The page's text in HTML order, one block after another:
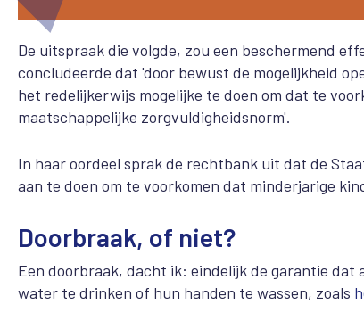
De uitspraak die volgde, zou een beschermend
concludeerde dat 'door bewust de mogelijkheid
het redelijkerwijs mogelijke te doen om dat te
maatschappelijke zorgvuldigheidsnorm'.
In haar oordeel sprak de rechtbank uit dat de
aan te doen om te voorkomen dat minderjarige
Doorbraak, of niet?
Een doorbraak, dacht ik: eindelijk de garantie dat
water te drinken of hun handen te wassen, zoals